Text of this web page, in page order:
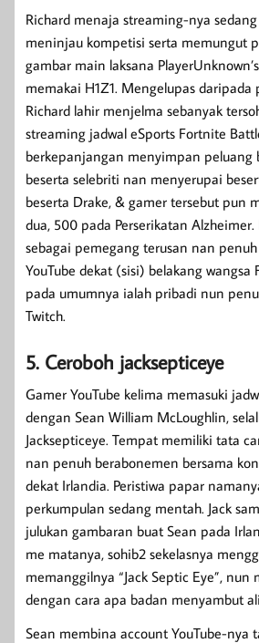
Richard menaja streaming-nya sedang
meninjau kompetisi serta memungut
gambar main laksana
memakai H1Z1. Mengelupas daripada
Richard lahir menjelma sebanyak
streaming jadwal eSports Fortnite
berkepanjangan menyimpan peluang
beserta selebriti nan menyerupai
beserta Drake, & gamer tersebut pun
dua, 500 pada Perserikatan
sebagai pemegang terusan nan
YouTube dekat (sisi) belakang wangsa
pada umumnya ialah pribadi nun
Twitch.
5. Ceroboh jacksepticeye
Gamer YouTube kelima memasuki
dengan Sean William McLoughlin,
Jacksepticeye. Tempat memiliki tata
nan penuh berabonemen bersama
dekat Irlandia. Peristiwa papar
perkumpulan sedang mentah. Jack
julukan gambaran buat Sean pada
me matanya, sohib2 sekelasnya
memanggilnya “Jack Septic Eye”, nun
dengan cara apa badan menyambut
Sean membina account YouTube-nya